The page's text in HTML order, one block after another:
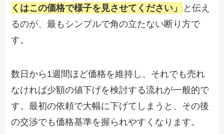
くはこの価格で様子を見させてください」
と伝え
るのが、最もシンプルで角の立たない断り方で
す。
数日から1週間ほど価格を維持し、それでも売れ
なければ少額の値下げを検討する流れが一般的で
す。最初の依頼で大幅に下げてしまうと、その後
の交渉でも価格基準を握られやすくなります。